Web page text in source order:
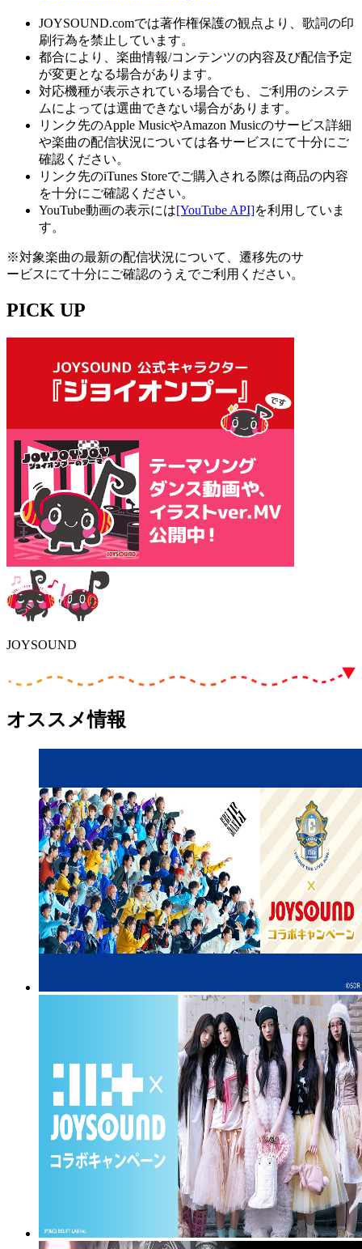
JOYSOUND.comでは著作権保護の観点より、歌詞の印
刷行為を禁止しています。
都合により、楽曲情報/コンテンツの内容及び配信予定
が変更となる場合があります。
対応機種が表示されている場合でも、ご利用のシステ
ムによっては選曲できない場合があります。
リンク先のApple MusicやAmazon Musicのサービス詳細
や楽曲の配信状況については各サービスにて十分にご
確認ください。
リンク先のiTunes Storeでご購入される際は商品の内容
を十分にご確認ください。
YouTube動画の表示には[YouTube API]を利用していま
す。
※対象楽曲の最新の配信状況について、遷移先のサ
ービスにて十分にご確認のうえでご利用ください。
PICK UP
JOYSOUND
オススメ情報